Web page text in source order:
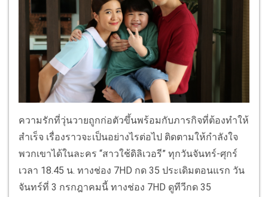
ความรักที่วุ่นวายถูกก่อตัวขึ้นพร้อมกับภารกิจที่ต้องทำให้
สำเร็จ เรื่องราวจะเป็นอย่างไรต่อไป ติดตามให้กำลังใจ
พวกเขาได้ในละคร “สาวใช้ดิลิเวอรี” ทุกวันจันทร์-ศุกร์
เวลา 18.45 น. ทางช่อง 7HD กด 35 ประเดิมตอนแรก วัน
จันทร์ที่ 3 กรกฎาคมนี้ ทางช่อง 7HD ดูทีวีกด 35